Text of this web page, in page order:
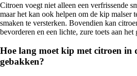
Citroen voegt niet alleen een verfrissende
maar het kan ook helpen om de kip malser
smaken te versterken. Bovendien kan
bevorderen en een lichte, zure toets aan het
Hoe lang moet kip met citroen in
gebakken?